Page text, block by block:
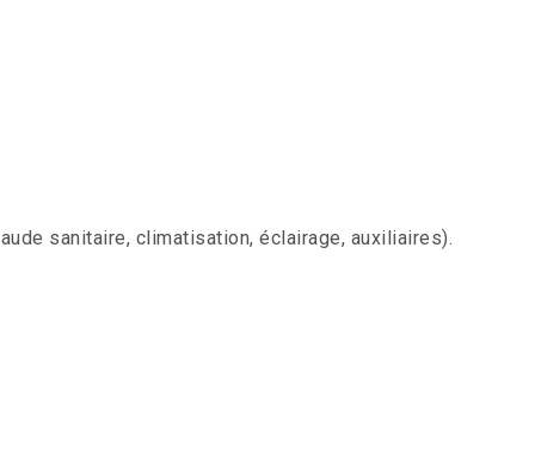
sanitaire, climatisation, éclairage, auxiliaires).